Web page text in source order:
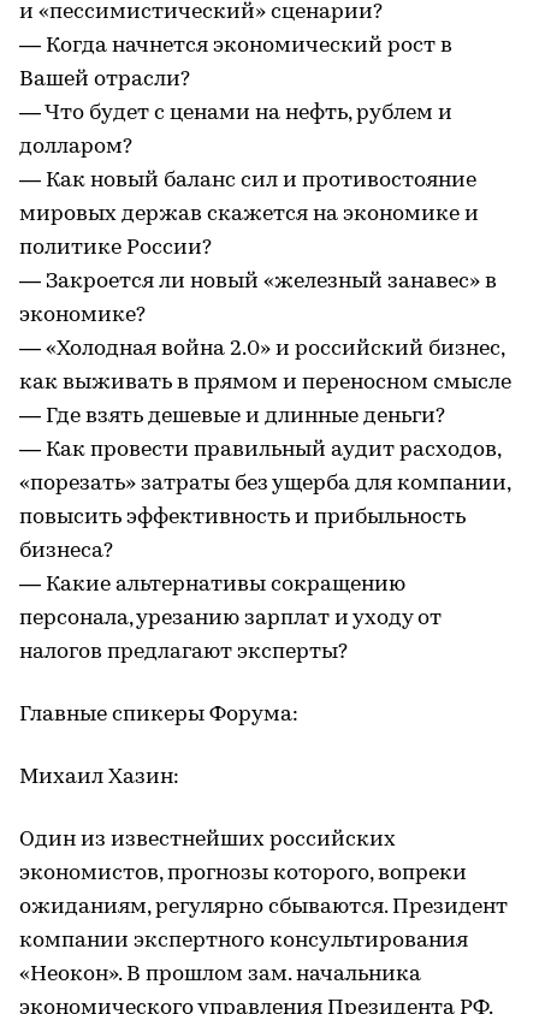
и «пессимистический» сценарии?
— Когда начнется экономический рост в
Вашей отрасли?
— Что будет с ценами на нефть, рублем и
долларом?
— Как новый баланс сил и противостояние
мировых держав скажется на экономике и
политике России?
— Закроется ли новый «железный занавес» в
экономике?
— «Холодная война 2.0» и российский бизнес,
как выживать в прямом и переносном смысле
— Где взять дешевые и длинные деньги?
— Как провести правильный аудит расходов,
«порезать» затраты без ущерба для компании,
повысить эффективность и прибыльность
бизнеса?
— Какие альтернативы сокращению
персонала, урезанию зарплат и уходу от
налогов предлагают эксперты?
Главные спикеры Форума:
Михаил Хазин:
Один из известнейших российских
экономистов, прогнозы которого, вопреки
ожиданиям, регулярно сбываются. Президент
компании экспертного консультирования
«Неокон». В прошлом зам. начальника
экономического управления Президента РФ.